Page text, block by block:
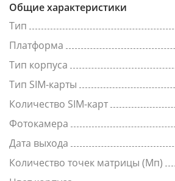
Общие характеристики
Тип
Платформа
Тип корпуса
Тип SIM-карты
Количество SIM-карт
Фотокамера
Дата выхода
Количество точек матрицы (Мп)